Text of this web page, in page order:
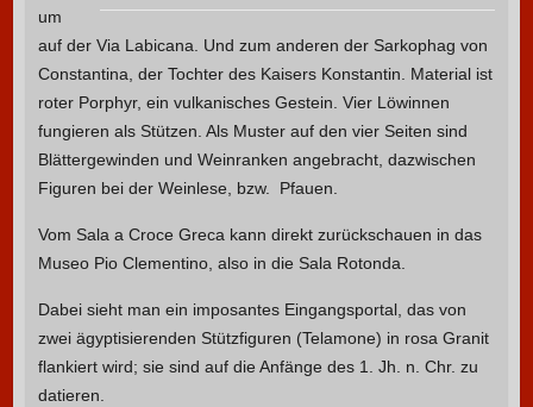
um
auf der Via Labicana. Und zum anderen der Sarkophag von
Constantina, der Tochter des Kaisers Konstantin. Material ist
roter Porphyr, ein vulkanisches Gestein. Vier Löwinnen
fungieren als Stützen. Als Muster auf den vier Seiten sind
Blättergewinden und Weinranken angebracht, dazwischen
Figuren bei der Weinlese, bzw. Pfauen.
Vom Sala a Croce Greca kann direkt zurückschauen in das
Museo Pio Clementino, also in die Sala Rotonda.
Dabei sieht man ein imposantes Eingangsportal, das von
zwei ägyptisierenden Stützfiguren (Telamone) in rosa Granit
flankiert wird; sie sind auf die Anfänge des 1. Jh. n. Chr. zu
datieren.